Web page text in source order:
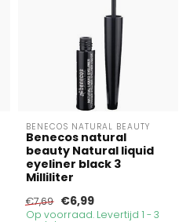
BENECOS NATURAL BEAUTY
Benecos natural
beauty Natural liquid
eyeliner black 3
Milliliter
€7,69 €6,99
Op voorraad. Levertijd 1 - 3